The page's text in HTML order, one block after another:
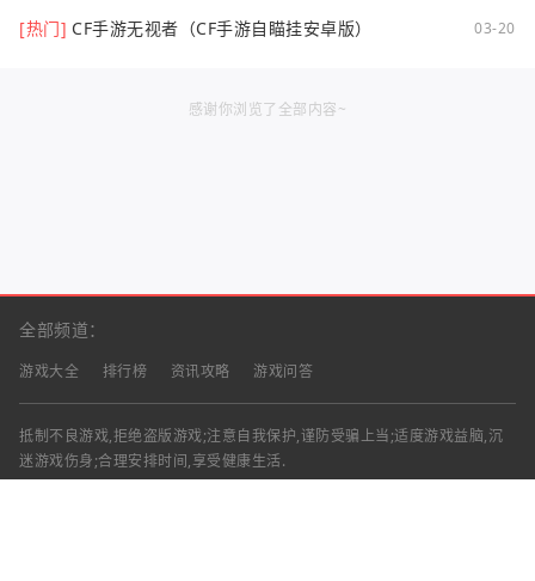
[热门] CF手游无视者（CF手游自瞄挂安卓版） 03-20
感谢你浏览了全部内容~
全部频道：
游戏大全 排行榜 资讯攻略 游戏问答
抵制不良游戏,拒绝盗版游戏;注意自我保护,谨防受骗上当;适度游戏益脑,沉
迷游戏伤身;合理安排时间,享受健康生活.